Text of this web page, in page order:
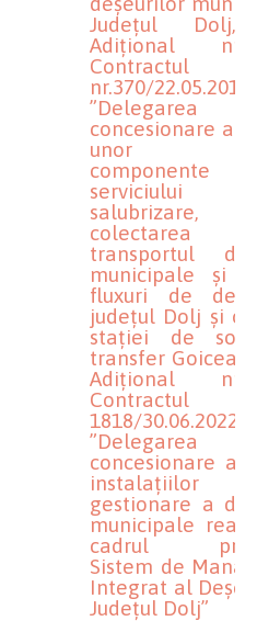
Județul Dolj,
Adițional
Contractul
nr.370/22.05.2018
concesionare a
unor
salubrizare,
transportul
municipale și
fluxuri de
județul Dolj și
stației de
transfer Goicea”
Adițional
1818/30.06.2022
concesionare a
gestionare a
municipale
cadrul
Sistem de
Integrat al
Județul Dolj”